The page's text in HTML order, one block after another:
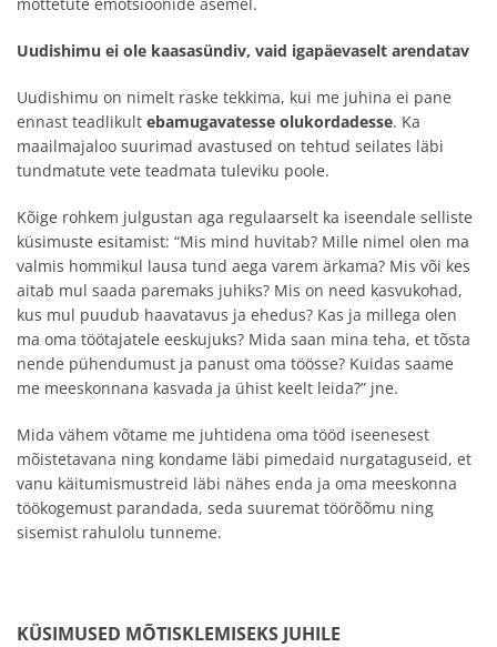
Uudishimu ei ole kaasasündiv, vaid igapäevaselt arendatav
Uudishimu on nimelt raske tekkima, kui me juhina ei pane
ennast teadlikult ebamugavatesse olukordadesse. Ka
maailmajaloo suurimad avastused on tehtud seilates läbi
tundmatute vete teadmata tuleviku poole.
Kõige rohkem julgustan aga regulaarselt ka iseendale selliste
küsimuste esitamist: “Mis mind huvitab? Mille nimel olen ma
valmis hommikul lausa tund aega varem ärkama? Mis või kes
aitab mul saada paremaks juhiks? Mis on need kasvukohad,
kus mul puudub haavatavus ja ehedus? Kas ja millega olen
ma oma töötajatele eeskujuks? Mida saan mina teha, et tõsta
nende pühendumust ja panust oma töösse? Kuidas saame
me meeskonnana kasvada ja ühist keelt leida?” jne.
Mida vähem võtame me juhtidena oma tööd iseenesest
mõistetavana ning kondame läbi pimedaid nurgataguseid, et
vanu käitumismustreid läbi nähes enda ja oma meeskonna
töökogemust parandada, seda suuremat töörõõmu ning
sisemist rahulolu tunneme.
KÜSIMUSED MÕTISKLEMISEKS JUHILE